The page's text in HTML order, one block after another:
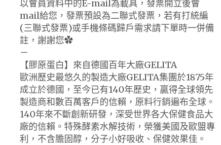
以會員資料中的E-mail為載具，發票開立後會
mail給您，發票預設為二聯式發票，若有打統編
(三聯式發票)或手機條碼歸戶需求請下單時一併備
註，謝謝您✿
－
【膠原蛋白】來自德國百年大廠GELITA
歐洲歷史最悠久的製造大廠GELITA集團於1875年
成立於德國，至今已有140年歷史，贏得全球領先
製造商和數百萬客戶的信賴，原料行銷遍布全球。
140年來不斷創新研發，深受世界各大保健食品大
廠的信賴。特殊酵素水解技術，榮獲美國及歐盟專
利，不含膽固醇，分子小好吸收、保健效果佳。